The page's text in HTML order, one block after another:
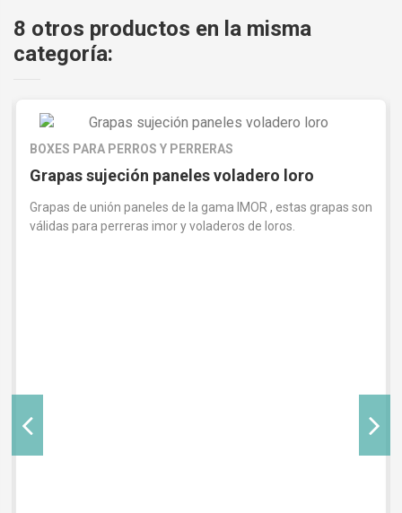
8 otros productos en la misma
categoría:
BOXES PARA PERROS Y PERRERAS
Grapas sujeción paneles voladero loro
Grapas de unión paneles de la gama IMOR , estas grapas son
válidas para perreras imor y voladeros de loros.